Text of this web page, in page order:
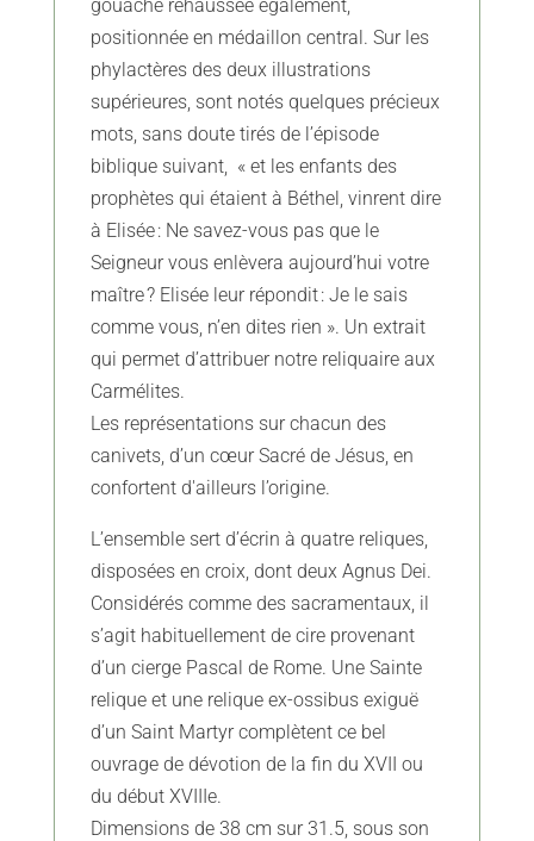
gouache rehaussée également,
positionnée en médaillon central. Sur les
phylactères des deux illustrations
supérieures, sont notés quelques précieux
mots, sans doute tirés de l’épisode
biblique suivant, « et les enfants des
prophètes qui étaient à Béthel, vinrent dire
à Elisée : Ne savez-vous pas que le
Seigneur vous enlèvera aujourd’hui votre
maître ? Elisée leur répondit : Je le sais
comme vous, n’en dites rien ». Un extrait
qui permet d’attribuer notre reliquaire aux
Carmélites.
Les représentations sur chacun des
canivets, d’un cœur Sacré de Jésus, en
confortent d'ailleurs l’origine.
L’ensemble sert d’écrin à quatre reliques,
disposées en croix, dont deux Agnus Dei.
Considérés comme des sacramentaux, il
s’agit habituellement de cire provenant
d’un cierge Pascal de Rome. Une Sainte
relique et une relique ex-ossibus exiguë
d’un Saint Martyr complètent ce bel
ouvrage de dévotion de la fin du XVII ou
du début XVIIIe.
Dimensions de 38 cm sur 31.5, sous son